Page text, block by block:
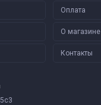
Оплата
О магазине
Контакты